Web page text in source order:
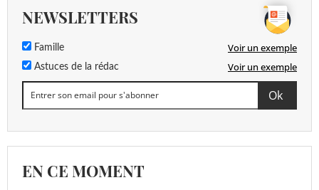
NEWSLETTERS
Famille Voir un exemple
Astuces de la rédac Voir un exemple
EN CE MOMENT